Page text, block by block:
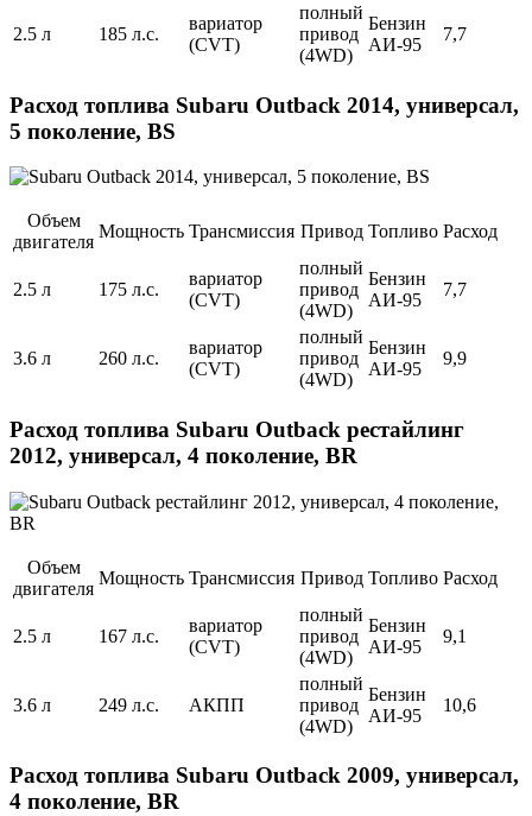
2.5 л 185 л.с.
вариатор
(CVT)
полный
привод
(4WD)
Бензин
АИ-95
7,7
Расход топлива Subaru Outback 2014, универсал,
5 поколение, BS
Объем
двигателя
Мощность Трансмиссия Привод Топливо Расход
2.5 л 175 л.с.
вариатор
(CVT)
полный
привод
(4WD)
Бензин
АИ-95
7,7
3.6 л 260 л.с.
вариатор
(CVT)
полный
привод
(4WD)
Бензин
АИ-95
9,9
Расход топлива Subaru Outback рестайлинг
2012, универсал, 4 поколение, BR
Объем
двигателя
Мощность Трансмиссия Привод Топливо Расход
2.5 л 167 л.с.
вариатор
(CVT)
полный
привод
(4WD)
Бензин
АИ-95
9,1
3.6 л 249 л.с. АКПП
полный
привод
(4WD)
Бензин
АИ-95
10,6
Расход топлива Subaru Outback 2009, универсал,
4 поколение, BR